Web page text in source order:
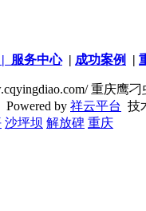
服务中心| 成功案例 |
重庆鹰
Powered by 祥云平台 技
沙坪坝 解放碑 重庆